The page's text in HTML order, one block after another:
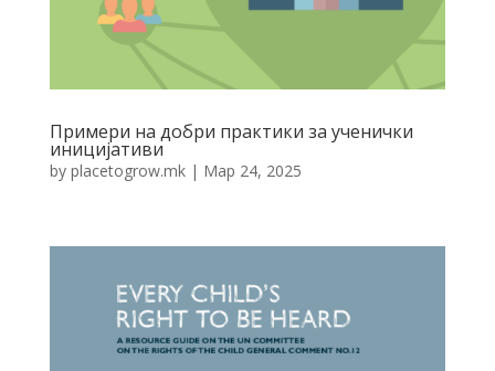
Примери на добри практики за ученички
иницијативи
by placetogrow.mk| Мар 24, 2025